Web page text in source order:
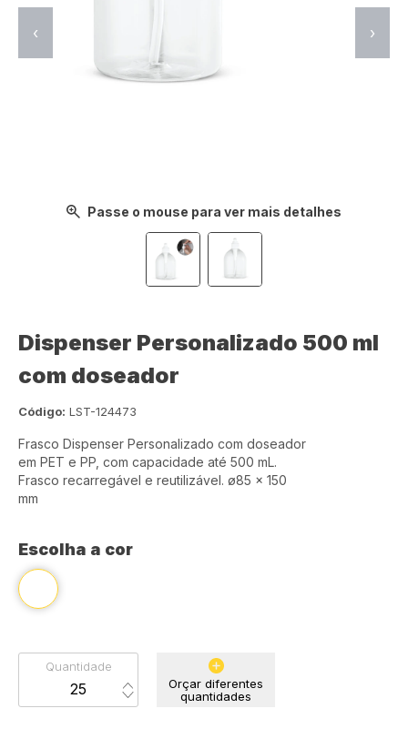
Passe o mouse para ver mais detalhes
‹ ›
Dispenser Personalizado 500 ml
com doseador
Código: LST-124473
Frasco Dispenser Personalizado com doseador
em PET e PP, com capacidade até 500 mL.
Frasco recarregável e reutilizável. ø85 x 150
mm
Escolha a cor
Quantidade
Orçar diferentes
quantidades